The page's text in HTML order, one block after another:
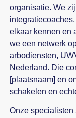
organisatie. We
elkaar kennen en
we een netwerk
arbodiensten,
Nederland. Die
[plaatsnaam] en
schakelen en
Onze specialisten